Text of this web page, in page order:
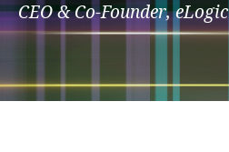
CEO & Co-Founder, eLogic